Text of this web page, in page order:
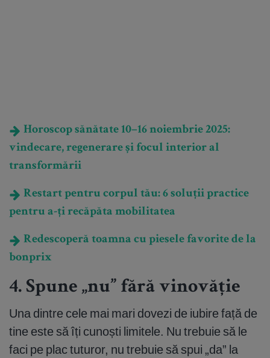
Horoscop sănătate 10–16 noiembrie 2025:
vindecare, regenerare și focul interior al
transformării
Restart pentru corpul tău: 6 soluții practice
pentru a-ți recăpăta mobilitatea
Redescoperă toamna cu piesele favorite de la
bonprix
4. Spune „nu” fără vinovăție
Una dintre cele mai mari dovezi de iubire față de
tine este să îți cunoști limitele. Nu trebuie să le
faci pe plac tuturor, nu trebuie să spui „da” la